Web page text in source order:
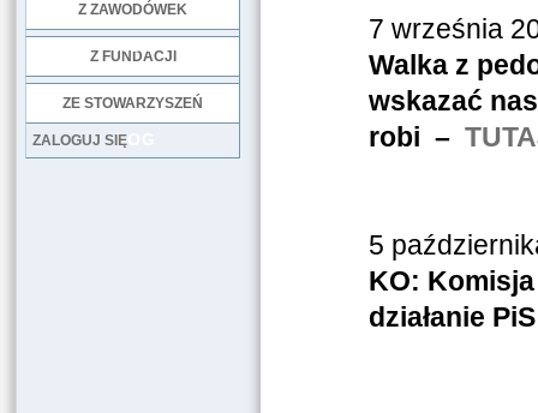
Z ZAWODÓWEK
Z FUNDACJI
ZE STOWARZYSZEŃ
LOG
ZALOGUJ SIĘ
7 września
Walka z
wskazać
robi –
5
KO:
działanie